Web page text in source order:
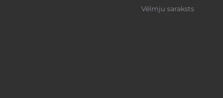
Vēlmju saraksts